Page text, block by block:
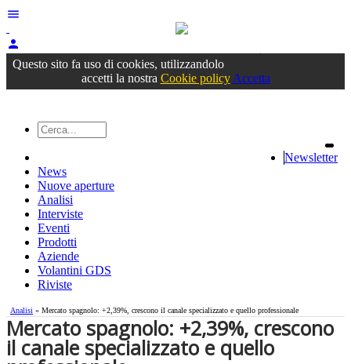
menu
person
Accedioppure registrati
Questo sito fa uso di cookies, utilizzandolo
accetti la nostra Cookie policy Accetta
Newsletter
News
Nuove aperture
Analisi
Interviste
Eventi
Prodotti
Aziende
Volantini GDS
Riviste
Analisi » Mercato spagnolo: +2,39%, crescono il canale specializzato e quello professionale
Mercato spagnolo: +2,39%, crescono
il canale specializzato e quello